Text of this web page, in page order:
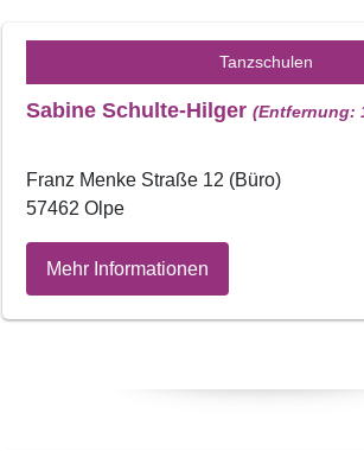
Tanzschulen
Sabine Schulte-Hilger (Entfernung:
Franz Menke Straße 12 (Büro)
57462 Olpe
Mehr Informationen